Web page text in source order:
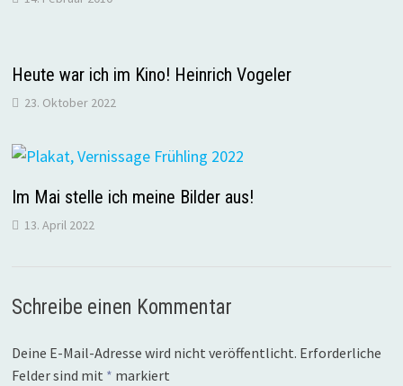
Heute war ich im Kino! Heinrich Vogeler
23. Oktober 2022
Im Mai stelle ich meine Bilder aus!
13. April 2022
Schreibe einen Kommentar
Deine E-Mail-Adresse wird nicht veröffentlicht. Erforderliche
Felder sind mit * markiert